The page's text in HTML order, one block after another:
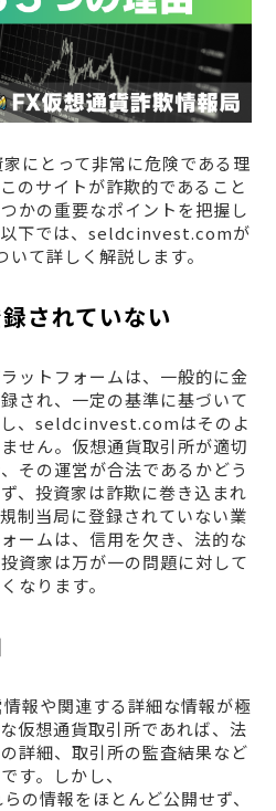
にとって非常に危険である理
のサイトが詐欺的であること
かの重要なポイントを把握し
以下では、seldcinvest.comが
て詳しく解説します。
されていない
ットフォームは、一般的に金
され、一定の基準に基づいて
、seldcinvest.comはそのよ
せん。仮想通貨取引所が適切
その運営が合法であるかどう
、投資家は詐欺に巻き込まれ
制当局に登録されていない業
ームは、信用を欠き、法的な
資家は万が一の問題に対して
なります。
報や関連する詳細な情報が極
仮想通貨取引所であれば、法
詳細、取引所の監査結果など
す。しかし、
情報をほとんど公開せず、